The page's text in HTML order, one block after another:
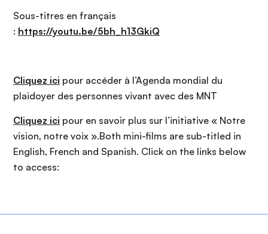
Sous-titres en français
: https://youtu.be/5bh_h13GkiQ
Cliquez ici pour accéder à l’Agenda mondial du
plaidoyer des personnes vivant avec des MNT
Cliquez ici pour en savoir plus sur l’initiative « Notre
vision, notre voix ».Both mini-films are sub-titled in
English, French and Spanish. Click on the links below
to access: